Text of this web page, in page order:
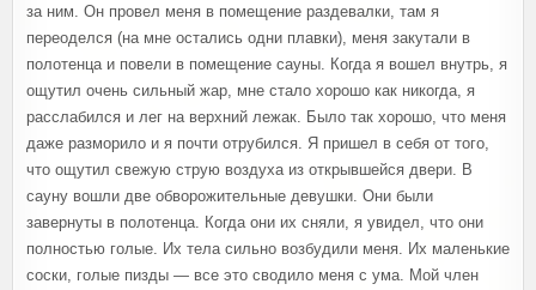
за ним. Он провел меня в помещение раздевалки, там я
переоделся (на мне остались одни плавки), меня закутали в
полотенца и повели в помещение сауны. Когда я вошел внутрь, я
ощутил очень сильный жар, мне стало хорошо как никогда, я
расслабился и лег на верхний лежак. Было так хорошо, что меня
даже разморило и я почти отрубился. Я пришел в себя от того,
что ощутил свежую струю воздуха из открывшейся двери. В
сауну вошли две обворожительные девушки. Они были
завернуты в полотенца. Когда они их сняли, я увидел, что они
полностью голые. Их тела сильно возбудили меня. Их маленькие
соски, голые пизды — все это сводило меня с ума. Мой член